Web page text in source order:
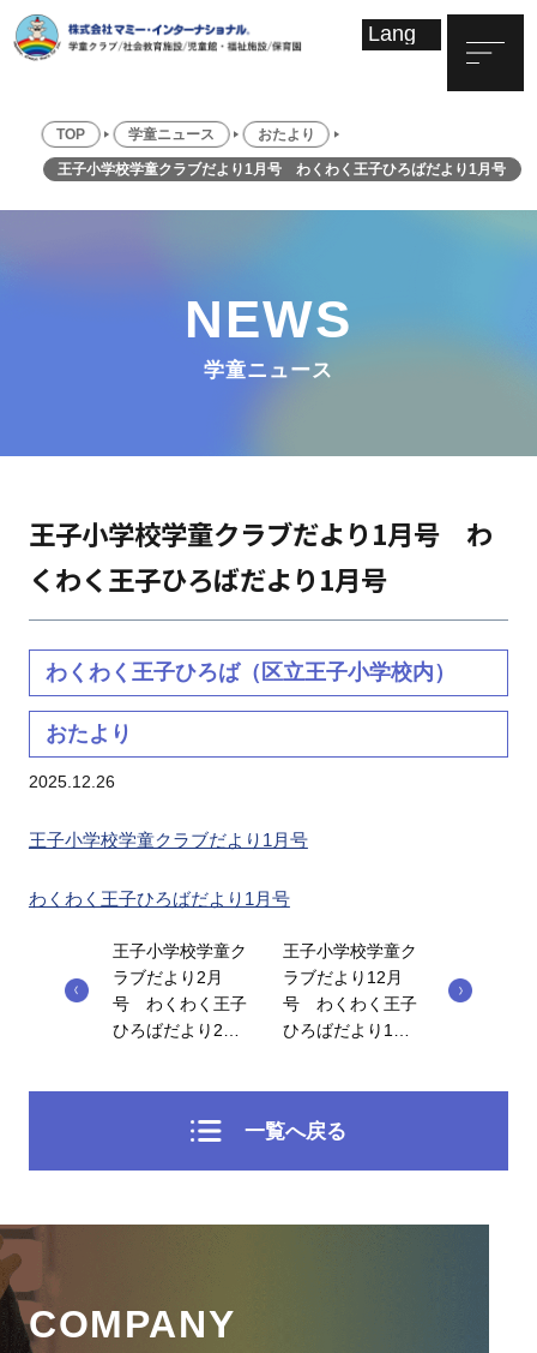
TOP 学童ニュース おたより
王子小学校学童クラブだより1月号 わくわく王子ひろばだより1月号
NEWS
学童ニュース
王子小学校学童クラブだより1月号 わ
くわく王子ひろばだより1月号
わくわく王子ひろば（区立王子小学校内）
おたより
2025.12.26
王子小学校学童クラブだより1月号
わくわく王子ひろばだより1月号
王子小学校学童ク
ラブだより2月
号 わくわく王子
ひろばだより2…
王子小学校学童ク
ラブだより12月
号 わくわく王子
ひろばだより1…
一覧へ戻る
COMPANY